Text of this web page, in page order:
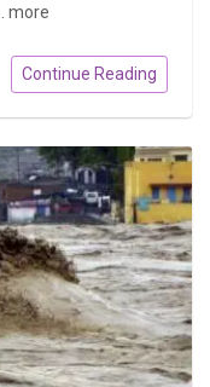
more
Continue Reading